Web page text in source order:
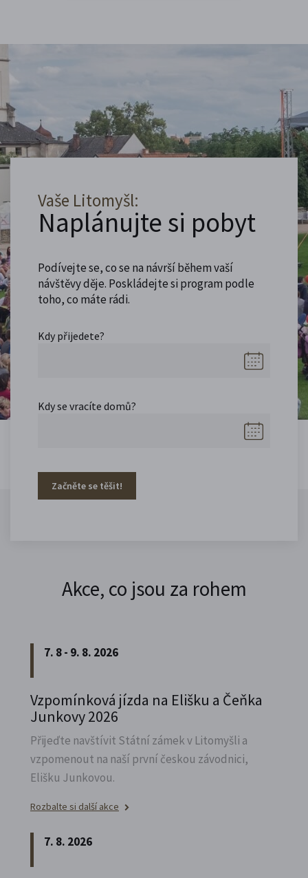
Vaše Litomyšl:
Naplánujte si pobyt
Podívejte se, co se na návrší během vaší
návštěvy děje. Poskládejte si program podle
toho, co máte rádi.
Kdy přijedete?
Kdy se vracíte domů?
Začněte se těšit!
Akce, co jsou za rohem
7. 8 - 9. 8. 2026
Vzpomínková jízda na Elišku a Čeňka
Junkovy 2026
Přijeďte navštívit Státní zámek v Litomyšli a
vzpomenout na naší první českou závodnici,
Elišku Junkovou.
Rozbalte si další akce
7. 8. 2026